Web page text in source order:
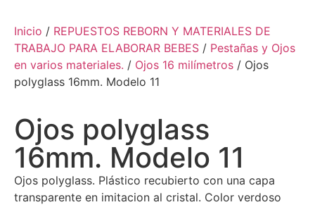
Inicio / REPUESTOS REBORN Y MATERIALES DE
TRABAJO PARA ELABORAR BEBES / Pestañas y Ojos
en varios materiales. / Ojos 16 milímetros / Ojos
polyglass 16mm. Modelo 11
Ojos polyglass
16mm. Modelo 11
Ojos polyglass. Plástico recubierto con una capa
transparente en imitacion al cristal. Color verdoso